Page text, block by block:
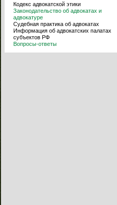
Кодекс адвокатской этики
Законодательство об адвокатах и
адвокатуре
Судебная практика об адвокатах
Информация об адвокатских палатах
субъектов РФ
Вопросы-ответы